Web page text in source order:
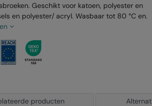
Geschikt voor katoen, polyester en
en polyester/ acryl. Wasbaar tot 80 °C en.
producten